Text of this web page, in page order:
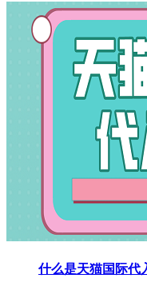
什么是天猫国际代